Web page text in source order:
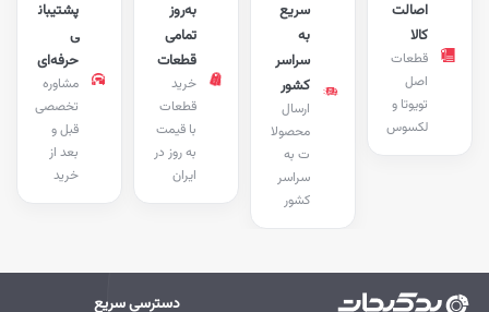
پشتیبان
حرفه‌ای
مشاوره
تخصصی
قبل و
بعد از
خرید
به‌روز
تمامی
قطعات
خرید
قطعات
با قیمت
به روز در
ایران
سریع
سراسر
کشور
ارسال
محصولا
ت به
سراسر
کشور
اصالت
قطعات
تویوتا و
لکسوس
دسترسی سریع